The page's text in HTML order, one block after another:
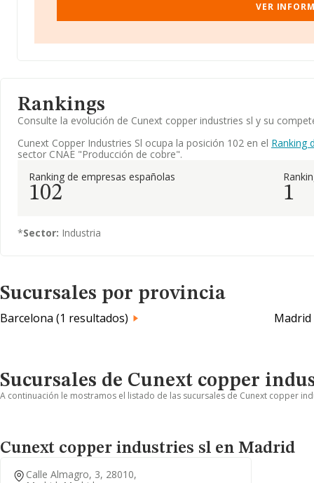
VER
Rankings
Consulte la evolución de Cunext copper industries sl y su
Cunext Copper Industries Sl ocupa la posición 102 en el Ranking
sector CNAE "Producción de cobre".
Ranking de empresas españolas
102 1
*Sector: Industria
Sucursales por provincia
Barcelona (1 resultados) Madrid
Sucursales de Cunext copper
A continuación le mostramos el listado de las sucursales de Cunext copper
Cunext copper industries sl en Madrid
Calle Almagro, 3, 28010,